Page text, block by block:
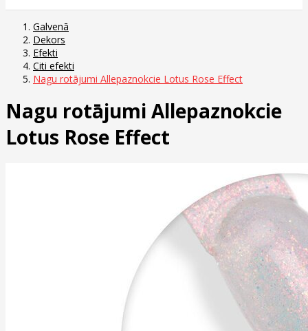
Galvenā
Dekors
Efekti
Citi efekti
Nagu rotājumi Allepaznokcie Lotus Rose Effect
Nagu rotājumi Allepaznokcie
Lotus Rose Effect